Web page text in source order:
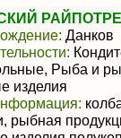
Данков
Рыба и
изделия
рыбная